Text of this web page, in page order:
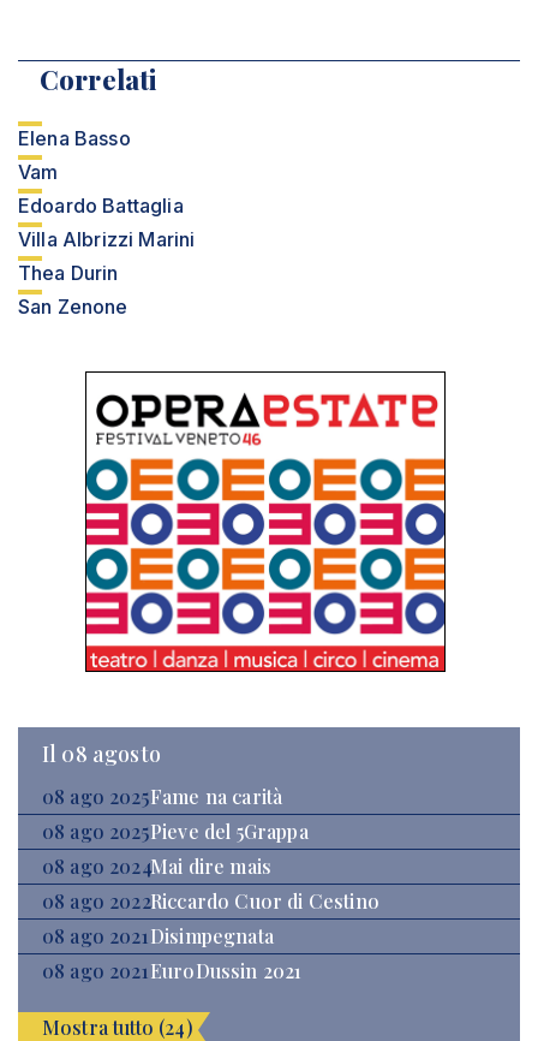
Correlati
Elena Basso
Vam
Edoardo Battaglia
Villa Albrizzi Marini
Thea Durin
San Zenone
Il 08 agosto
08 ago 2025Fame na carità
08 ago 2025Pieve del 5Grappa
08 ago 2024Mai dire mais
08 ago 2022Riccardo Cuor di Cestino
08 ago 2021Disimpegnata
08 ago 2021EuroDussin 2021
Mostra tutto (24)